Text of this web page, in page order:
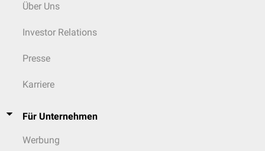
Über Uns
Investor Relations
Presse
Karriere
Für Unternehmen
Werbung